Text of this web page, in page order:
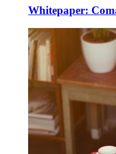
Whitepaper: